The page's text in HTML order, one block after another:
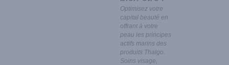
Optimisez votre
capital beauté en
offrant à votre
peau les principes
actifs marins des
produits Thalgo.
Soins visage,